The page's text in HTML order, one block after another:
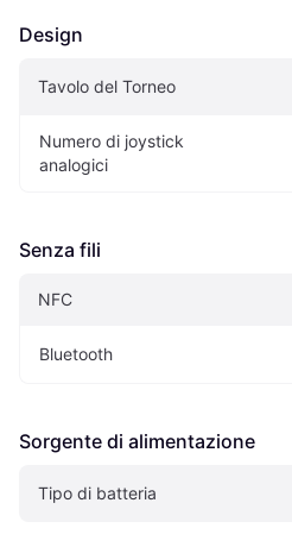
Design
Tavolo del Torneo
Numero di joystick
analogici
Senza fili
NFC
Bluetooth
Sorgente di alimentazione
Tipo di batteria